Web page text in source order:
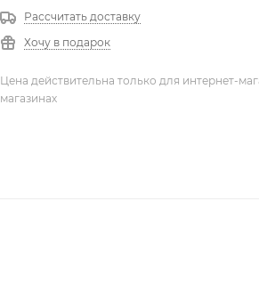
Рассчитать доставку
Хочу в подарок
Цена действительна только для интернет-
магазинах